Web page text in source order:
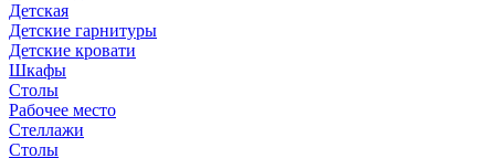
Детская
Детские гарнитуры
Детские кровати
Шкафы
Столы
Рабочее место
Стеллажи
Столы